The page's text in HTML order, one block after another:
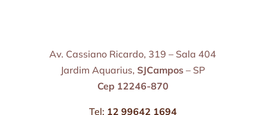
Av. Cassiano Ricardo, 319 – Sala 404
Jardim Aquarius, SJCampos – SP
Cep 12246-870
Tel: 12 99642 1694